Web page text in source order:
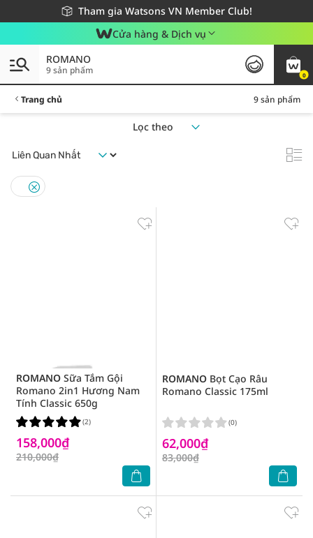
Tham gia Watsons VN Member Club!
Miễn phí giao hàng cho đơn hàng từ 249,000Đ
Giao hàng nhanh 24h - Áp dụng khu vực TP. Hồ Chí Minh
Cửa hàng & Dịch vụ
0
ROMANO
9 sản phẩm
Trang chủ 9 sản phẩm
Lọc theo
ROMANO Sữa Tắm Gội
Romano 2in1 Hương Nam
Tính Classic 650g
158,000₫
210,000₫
(2)
ROMANO Bọt Cạo Râu
Romano Classic 175ml
62,000₫
83,000₫
(0)